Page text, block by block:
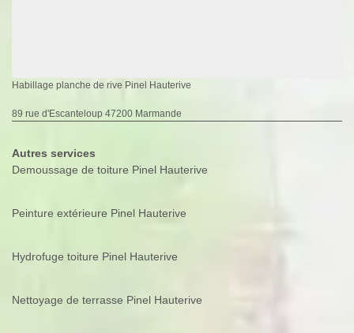
Habillage planche de rive Pinel Hauterive
89 rue d'Escanteloup 47200 Marmande
Autres services
Demoussage de toiture Pinel Hauterive
Peinture extérieure Pinel Hauterive
Hydrofuge toiture Pinel Hauterive
Nettoyage de terrasse Pinel Hauterive